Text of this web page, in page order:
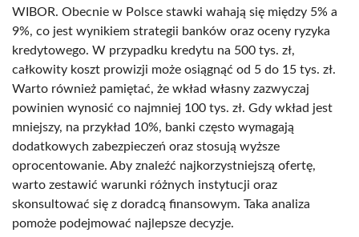
WIBOR. Obecnie w Polsce stawki wahają się między 5% a
9%, co jest wynikiem strategii banków oraz oceny ryzyka
kredytowego. W przypadku kredytu na 500 tys. zł,
całkowity koszt prowizji może osiągnąć od 5 do 15 tys. zł.
Warto również pamiętać, że wkład własny zazwyczaj
powinien wynosić co najmniej 100 tys. zł. Gdy wkład jest
mniejszy, na przykład 10%, banki często wymagają
dodatkowych zabezpieczeń oraz stosują wyższe
oprocentowanie. Aby znaleźć najkorzystniejszą ofertę,
warto zestawić warunki różnych instytucji oraz
skonsultować się z doradcą finansowym. Taka analiza
pomoże podejmować najlepsze decyzje.